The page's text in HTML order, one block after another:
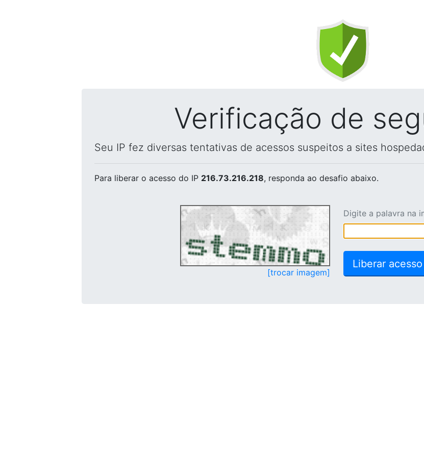
Verificação de
Seu IP fez diversas tentativas de acessos suspeitos a sites
Para liberar o acesso do IP 216.73.216.218, responda ao desafio abaixo.
[trocar imagem]
Digite a palavra na